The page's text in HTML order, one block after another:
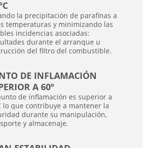
la precipitación de parafinas a
temperaturas y minimizando las
incidencias asociadas:
durante el arranque u
del filtro del combustible.
DE INFLAMACIÓN
A 60º
de inflamación es superior a
lo que contribuye a mantener la
durante su manipulación,
y almacenaje.